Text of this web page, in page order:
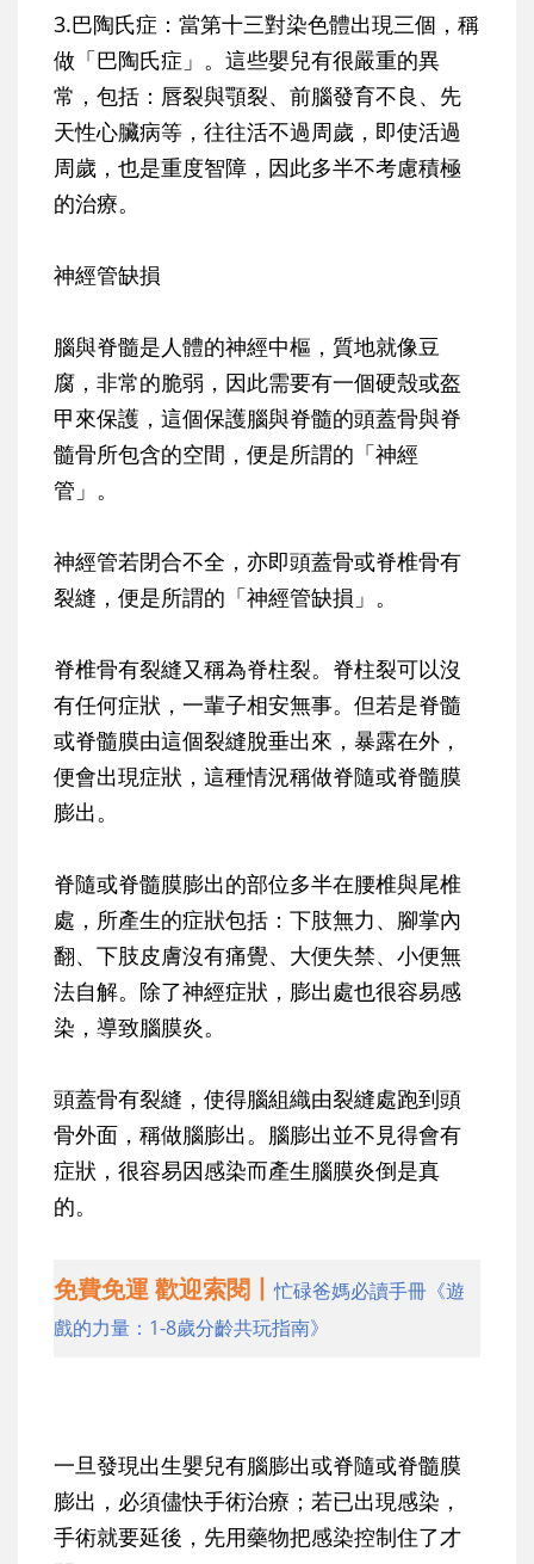
3.巴陶氏症：當第十三對染色體出現三個，稱
做「巴陶氏症」。這些嬰兒有很嚴重的異
常，包括：唇裂與顎裂、前腦發育不良、先
天性心臟病等，往往活不過周歲，即使活過
周歲，也是重度智障，因此多半不考慮積極
的治療。
神經管缺損
腦與脊髓是人體的神經中樞，質地就像豆
腐，非常的脆弱，因此需要有一個硬殼或盔
甲來保護，這個保護腦與脊髓的頭蓋骨與脊
髓骨所包含的空間，便是所謂的「神經
管」。
神經管若閉合不全，亦即頭蓋骨或脊椎骨有
裂縫，便是所謂的「神經管缺損 」。
脊椎骨有裂縫又稱為脊柱裂。脊柱裂可以沒
有任何症狀，一輩子相安無事。但若是脊髓
或脊髓膜由這個裂縫脫垂出來，暴露在外，
便會出現症狀，這種情況稱做脊隨或脊髓膜
膨出。
脊隨或脊髓膜膨出的部位多半在腰椎與尾椎
處，所產生的症狀包括：下肢無力、腳掌內
翻、下肢皮膚沒有痛覺、大便失禁、小便無
法自解。除了神經症狀，膨出處也很容易感
染，導致腦膜炎。
頭蓋骨有裂縫，使得腦組織由裂縫處跑到頭
骨外面，稱做腦膨出。腦膨出並不見得會有
症狀，很容易因感染而產生腦膜炎倒是真
的。
免費免運 歡迎索閱丨忙碌爸媽必讀手冊《遊
戲的力量：1-8歲分齡共玩指南》
一旦發現出生嬰兒有腦膨出或脊隨或脊髓膜
膨出，必須儘快手術治療；若已出現感染，
手術就要延後，先用藥物把感染控制住了才